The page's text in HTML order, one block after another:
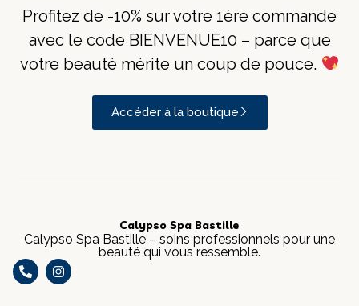
Profitez de -10% sur votre 1ère commande
avec le code BIENVENUE10 – parce que
votre beauté mérite un coup de pouce.
Accéder à la boutique
Calypso Spa Bastille
Calypso Spa Bastille – soins professionnels pour une
beauté qui vous ressemble.